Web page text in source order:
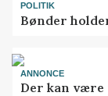
POLITIK
Bønder
ANNONCE
Der kan være